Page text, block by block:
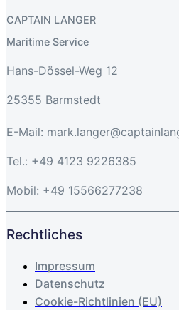
CAPTAIN LANGER
Maritime Service
Hans-Dössel-Weg 12
25355 Barmstedt
E-Mail:
Tel.: +49 4123 9226385
Mobil: +49 15566277238
Rechtliches
Impressum
Datenschutz
Cookie-Richtlinien (EU)